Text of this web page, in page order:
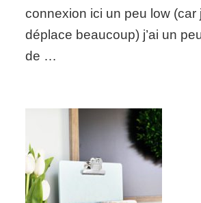
connexion ici un peu low (car
déplace beaucoup) j’ai un
de …